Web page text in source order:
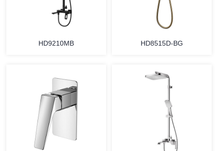
HD9210MB HD8515D-BG